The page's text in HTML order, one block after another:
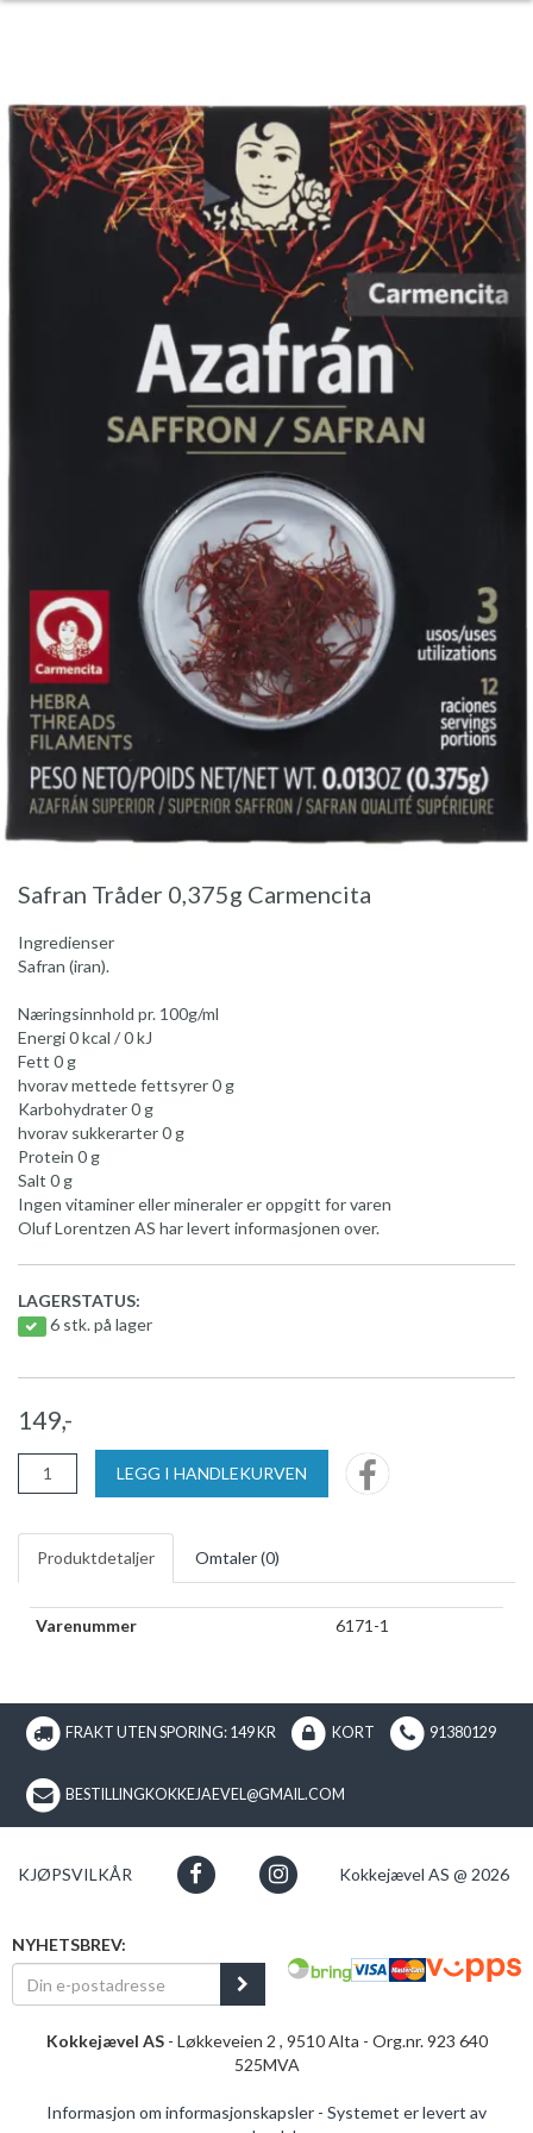
Safran Tråder 0,375g Carmencita
Ingredienser
Safran (iran).
Næringsinnhold pr. 100g/ml
Energi 0 kcal / 0 kJ
Fett 0 g
hvorav mettede fettsyrer 0 g
Karbohydrater 0 g
hvorav sukkerarter 0 g
Protein 0 g
Salt 0 g
Ingen vitaminer eller mineraler er oppgitt for varen
Oluf Lorentzen AS har levert informasjonen over.
LAGERSTATUS:
6 stk. på lager
149,-
LEGG I HANDLEKURVEN
Produktdetaljer Omtaler (0)
Varenummer 6171-1
FRAKT UTEN SPORING: 149 KR KORT 91380129
BESTILLINGKOKKEJAEVEL@GMAIL.COM
KJØPSVILKÅR Kokkejævel AS @ 2026
NYHETSBREV:
Kokkejævel AS- Løkkeveien 2 , 9510 Alta - Org.nr. 923 640
525MVA
Informasjon om informasjonskapsler - Systemet er levert av